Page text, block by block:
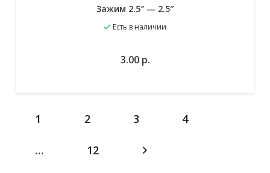
Зажим 2.5″ — 2.5″
Есть в наличии
3.00 р.
1 2 3 4
… 12